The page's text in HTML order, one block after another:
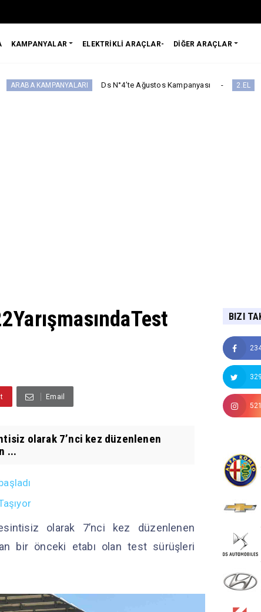
KAMPANYALAR ELEKTRİKLİ ARAÇLAR- DİĞER ARAÇLAR
Ds N°4’te Ağustos Kampanyası 2.EL İkinci El
Email
olarak 7’nci kez düzenlenen
...
olarak 7’nci kez düzenlenen
bir önceki etabı olan test sürüşleri
BIZI